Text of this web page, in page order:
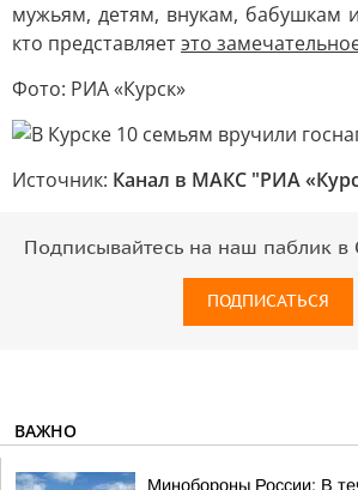
мужьям, детям, внукам, бабушкам
кто представляетэто
Фото: РИА «Курск»
Источник: Канал в МАКС "РИА
Подписывайтесь на наш паблик в
ПОДПИСАТЬСЯ
ВАЖНО
Минобороны России: В